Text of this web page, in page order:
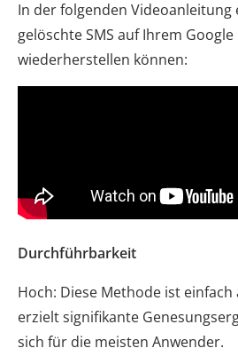
In der folgenden Videoanleitung
gelöschte SMS auf Ihrem Google
wiederherstellen können:
Durchführbarkeit
Hoch: Diese Methode ist
erzielt signifikante
sich für die meisten Anwender.